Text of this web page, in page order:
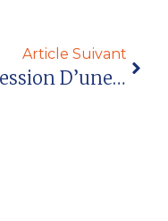
Article Suivant
Agression D’une AESH : Faudra-T-Il Un Mort Pour Que Le Ministère Se Bouge ?